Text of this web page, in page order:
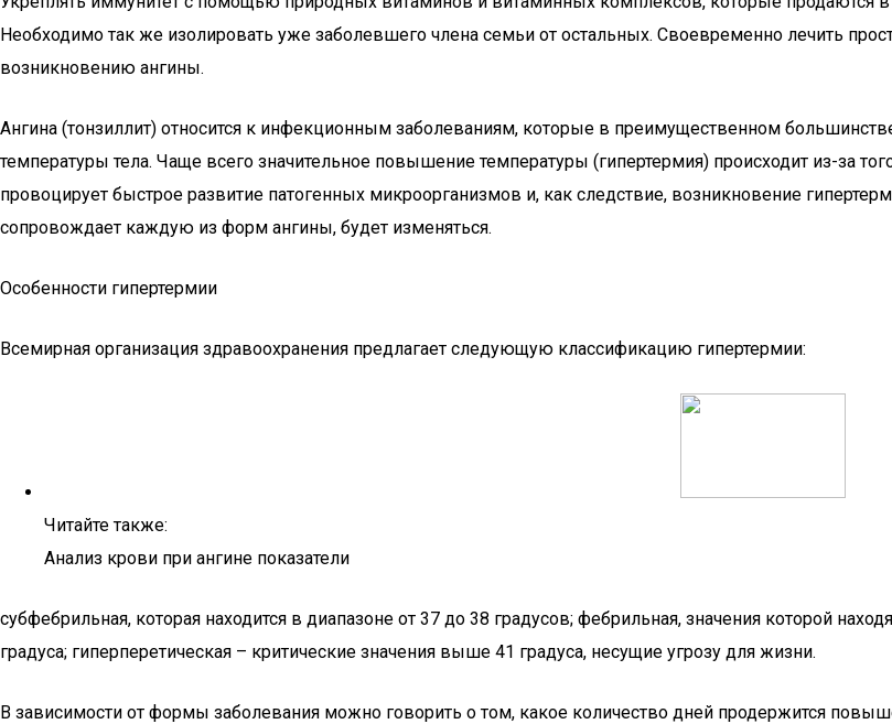
Необходимо так же изолировать уже заболевшего члена семьи от остальных. Своевременно лечить
возникновению ангины.
Ангина (тонзиллит) относится к инфекционным заболеваниям, которые в преимущественном
температуры тела. Чаще всего значительное повышение температуры (гипертермия) происходит из-за
провоцирует быстрое развитие патогенных микроорганизмов и, как следствие, возникновение
сопровождает каждую из форм ангины, будет изменяться.
Особенности гипертермии
Всемирная организация здравоохранения предлагает следующую классификацию гипертермии:
Читайте также:
Анализ крови при ангине показатели
субфебрильная, которая находится в диапазоне от 37 до 38 градусов; фебрильная, значения которой
градуса; гиперперетическая – критические значения выше 41 градуса, несущие угрозу для жизни.
В зависимости от формы заболевания можно говорить о том, какое количество дней продержится